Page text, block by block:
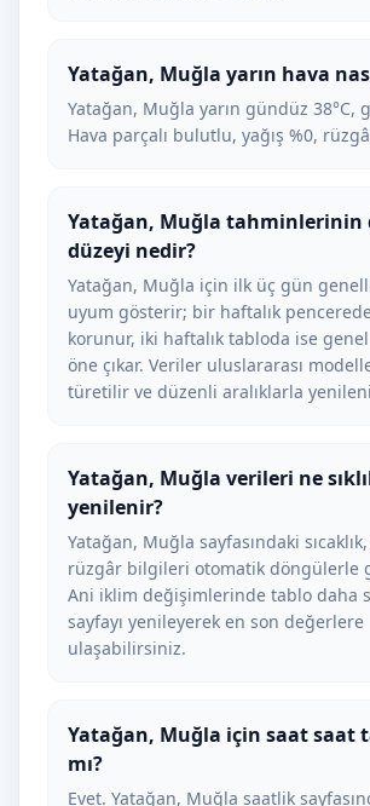
Yatağan, Muğla yarın hava
Yatağan, Muğla yarın gündüz 38°C,
Hava parçalı bulutlu, yağış %0,
Yatağan, Muğla tahminlerinin
düzeyi nedir?
Yatağan, Muğla için ilk üç gün
uyum gösterir; bir haftalık
korunur, iki haftalık tabloda ise
öne çıkar. Veriler uluslararası
türetilir ve düzenli aralıklarla
Yatağan, Muğla verileri ne
yenilenir?
Yatağan, Muğla sayfasındaki
rüzgâr bilgileri otomatik döngülerle
Ani iklim değişimlerinde tablo daha
sayfayı yenileyerek en son değerlere
ulaşabilirsiniz.
Yatağan, Muğla için saat saat
mı?
Evet. Yatağan, Muğla saatlik